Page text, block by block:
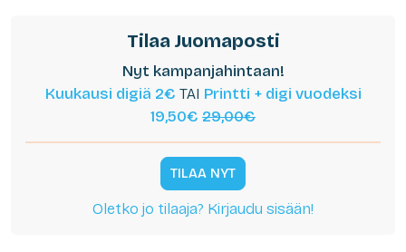
Tilaa Juomaposti
Nyt kampanjahintaan!
Kuukausi digiä 2€ TAI Printti + digi vuodeksi
19,50€ 29,00€
TILAA NYT
Oletko jo tilaaja? Kirjaudu sisään!